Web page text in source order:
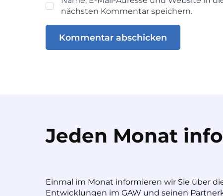
nächsten Kommentar speichern.
Jeden Monat
Einmal im Monat informieren wir Sie über
Entwicklungen im GAW und seinen